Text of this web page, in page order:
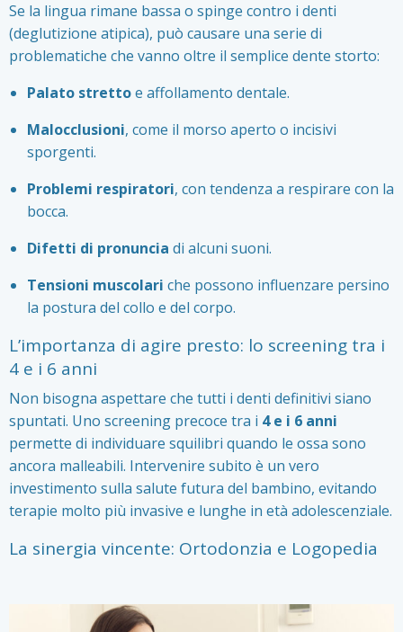
Se la lingua rimane bassa o spinge contro i denti
(deglutizione atipica), può causare una serie di
problematiche che vanno oltre il semplice dente storto:
Palato strettoe affollamento dentale.
Malocclusioni, come il morso aperto o incisivi
sporgenti.
Problemi respiratori, con tendenza a respirare con la
bocca.
Difetti di pronuncia di alcuni suoni.
Tensioni muscolari che possono influenzare persino
la postura del collo e del corpo.
L’importanza di agire presto: lo screening tra i
4 e i 6 anni
Non bisogna aspettare che tutti i denti definitivi siano
spuntati. Uno screening precoce tra i 4 e i 6 anni
permette di individuare squilibri quando le ossa sono
ancora malleabili. Intervenire subito è un vero
investimento sulla salute futura del bambino, evitando
terapie molto più invasive e lunghe in età adolescenziale.
La sinergia vincente: Ortodonzia e Logopedia